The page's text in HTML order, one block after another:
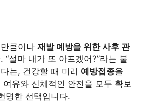
큼이나 재발 예방을 위한 사후 관
“설마 내가 또 아프겠어?”라는 불
는, 건강할 때 미리 예방접종을
여유와 신체적인 안전을 모두 확보
명한 선택입니다.